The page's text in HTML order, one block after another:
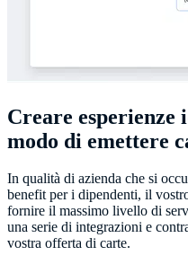
Creare esperienze
modo di emettere
In qualità di azienda che si
benefit per i dipendenti, il
fornire il massimo livello di
una serie di integrazioni e
vostra offerta di carte.